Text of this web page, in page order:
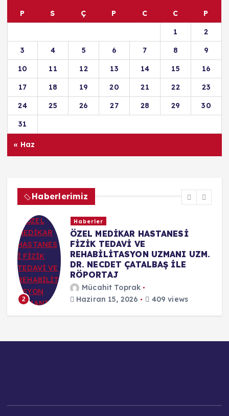
P S Ç P C C
P
1
2
3
4 5 6 7 8
9
10
11 12 13 14 15
16
17
18 19 20 21 22
23
24
25 26 27 28 29
30
31
« Haz
Haberlerimiz
2
Haberler
ÖZEL MEDİKAR HASTANESİ
FİZİK TEDAVİ VE
REHABİLİTASYON UZMANI UZM.
DR. NECDET ÇATALBAŞ İLE
RÖPORTAJ
Mücahit Toprak
Haziran 15, 2026
409 views